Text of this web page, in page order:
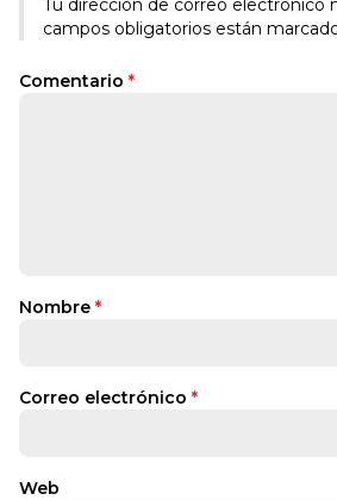
Tu dirección de correo electrónico
campos obligatorios están
Comentario *
Nombre *
Correo electrónico *
Web